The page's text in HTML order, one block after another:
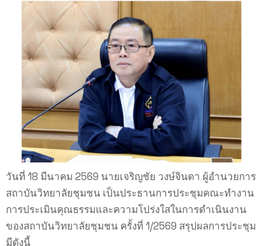
วันที่ 18 มีนาคม 2569 นายเจริญชัย วงษ์จินดา ผู้อำนวยการ
สถาบันวิทยาลัยชุมชน เป็นประธานการประชุมคณะทำงาน
การประเมินคุณธรรมและความโปร่งใสในการดำเนินงาน
ของสถาบันวิทยาลัยชุมชน ครั้งที่ 1/2569 สรุปผลการประชุม
มีดังนี้